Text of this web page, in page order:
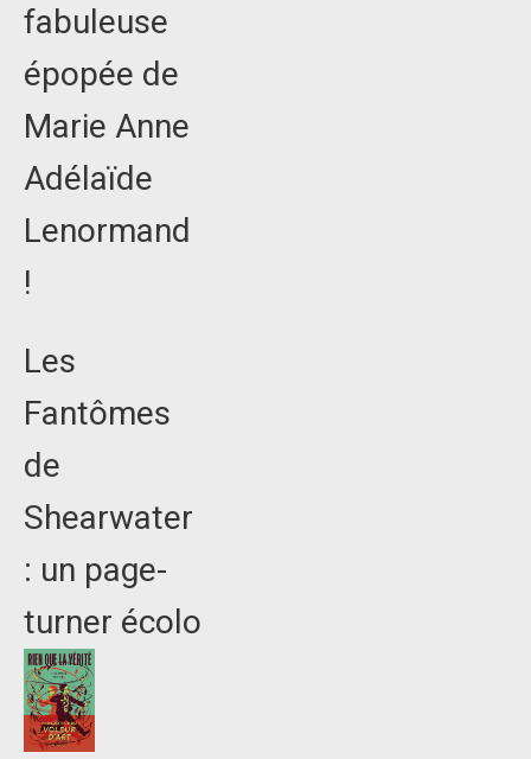
fabuleuse
épopée de
Marie Anne
Adélaïde
Lenormand
!
Les
Fantômes
de
Shearwater
: un page-
turner écolo